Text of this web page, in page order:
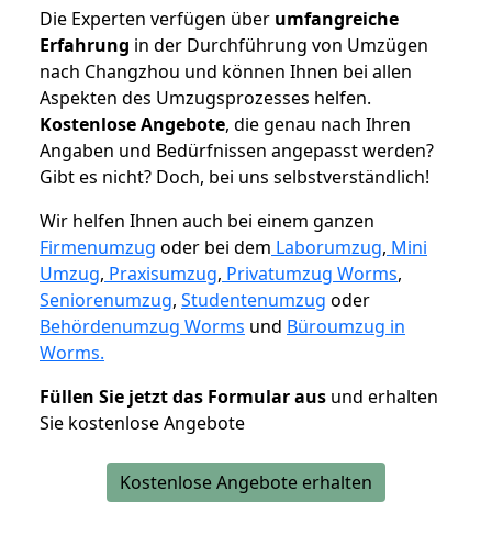
Die Experten verfügen über umfangreiche
Erfahrung in der Durchführung von Umzügen
nach Changzhou und können Ihnen bei allen
Aspekten des Umzugsprozesses helfen.
Kostenlose Angebote, die genau nach Ihren
Angaben und Bedürfnissen angepasst werden?
Gibt es nicht? Doch, bei uns selbstverständlich!
Wir helfen Ihnen auch bei einem ganzen
Firmenumzug oder bei dem Laborumzug, Mini
Umzug, Praxisumzug, Privatumzug Worms,
Seniorenumzug, Studentenumzug oder
Behördenumzug Worms und Büroumzug in
Worms.
Füllen Sie jetzt das Formular aus und erhalten
Sie kostenlose Angebote
Kostenlose Angebote erhalten